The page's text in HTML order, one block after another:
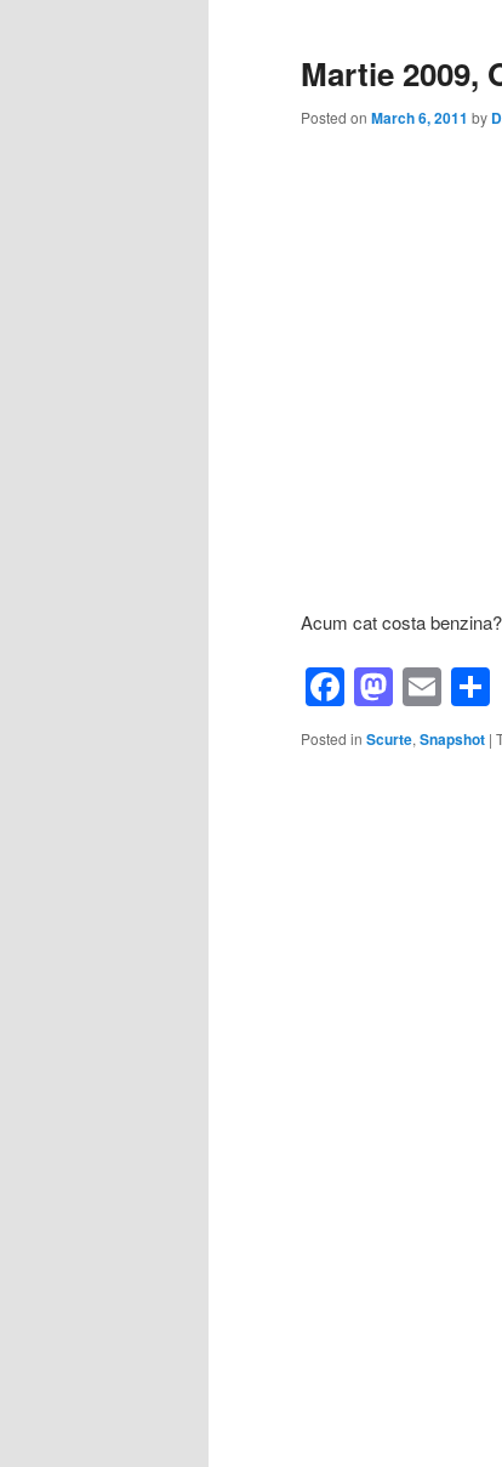
Martie 2009,
Posted on March 6, 2011 by
Acum cat costa benzina?
Facebook
Posted in Scurte, Snapshot |